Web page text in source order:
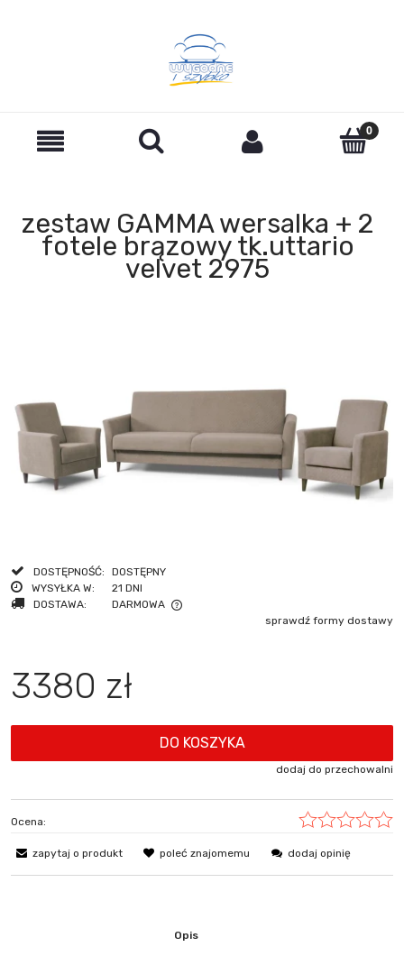
zestaw GAMMA wersalka + 2
fotele brązowy tk.uttario
velvet 2975
DOSTĘPNOŚĆ:
DOSTĘPNY
WYSYŁKA W:
21 DNI
DOSTAWA:
DARMOWA
CENA NIE ZAWIERA EWENTUALNYCH KOSZTÓW PŁATNOŚCI
sprawdź formy dostawy
3380 zł
DO KOSZYKA
dodaj do przechowalni
Ocena:
zapytaj o produkt poleć znajomemu dodaj opinię
Opis